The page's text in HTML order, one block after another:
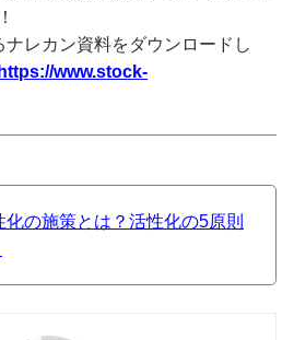
レカン資料をダウンロードし
https://www.stock-
化の施策とは？活性化の5原則